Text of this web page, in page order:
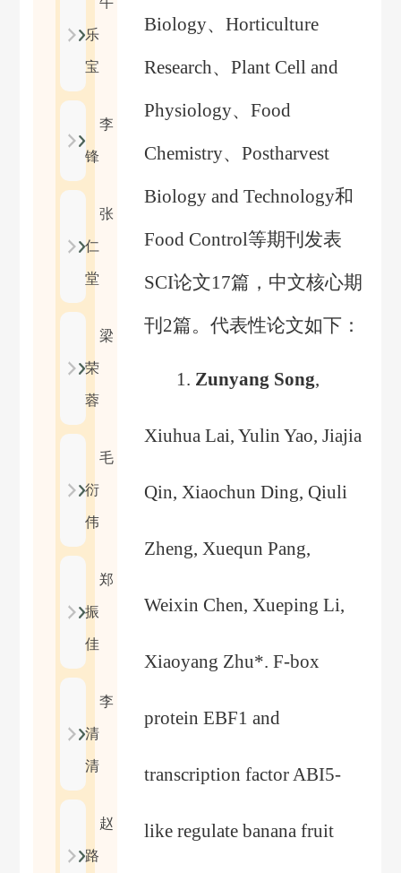
乐
宝
李
锋
张
仁
堂
梁
荣
蓉
毛
衍
伟
郑
振
佳
李
清
清
赵
路
Biology、 Horticulture
Research、 Plant Cell and
Physiology、 Food
Chemistry、 Postharvest
Biology and Technology和
Food Control等期刊发表
SCI论文17篇，中文核心期
刊 2篇。代表性论文如下：
1. Zunyang Song,
Xiuhua Lai, Yulin Yao, Jiajia
Qin, Xiaochun Ding, Qiuli
Zheng, Xuequn Pang,
Weixin Chen, Xueping Li,
Xiaoyang Zhu*. F-box
protein EBF1 and
transcription factor ABI5-
like regulate banana fruit